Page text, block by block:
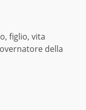
figlio, vita
della